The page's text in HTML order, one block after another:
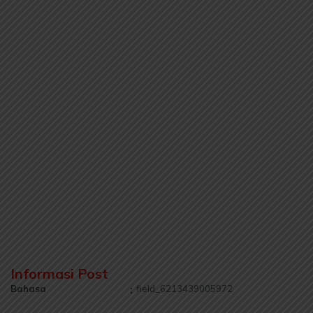
Informasi Post
Bahasa : field_6213439005972